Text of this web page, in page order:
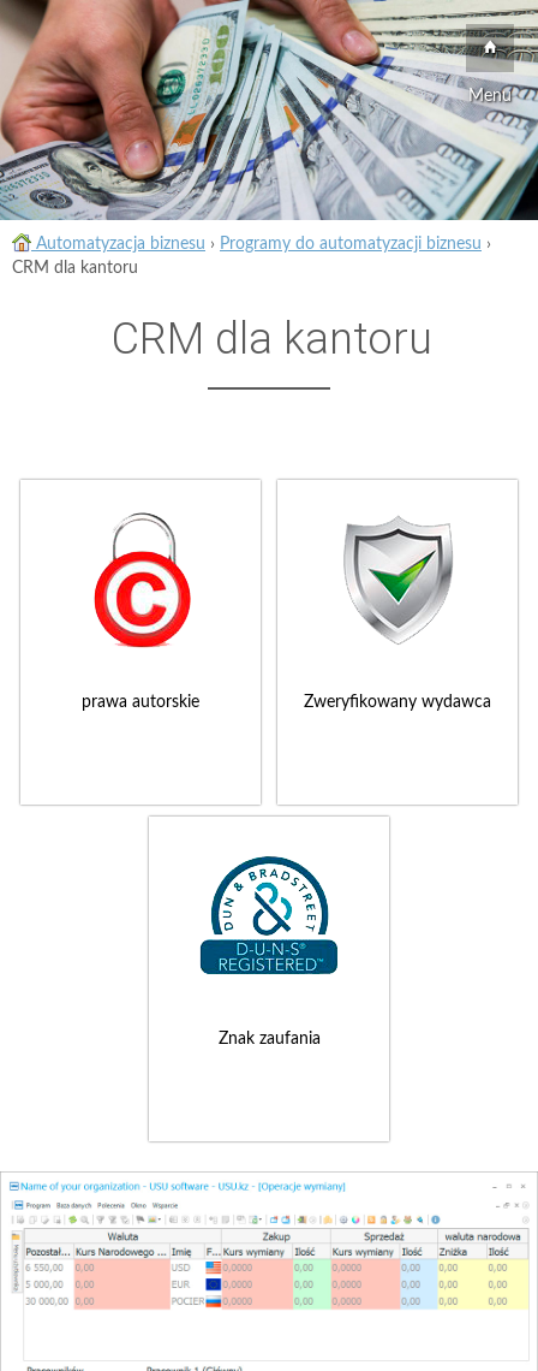
Menu
Automatyzacja biznesu › Programy do automatyzacji biznesu ›
CRM dla kantoru
CRM dla kantoru
prawa autorskie Zweryfikowany wydawca
Znak zaufania